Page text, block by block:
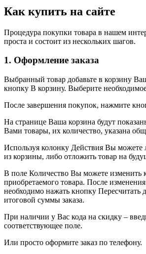
Как купить на сайте
Процедура покупки товара в нашем
проста и состоит из нескольких шагов.
1. Оформление заказа
Выбранный товар добавьте в корзину
кнопку В корзину. Выберите
После завершения покупок, нажмите
На странице Ваша корзина будут
Вами товары, их количество, указана
Используя колонку Действия Вы можете
из корзины, либо отложить товар на
В поле Количество Вы можете изменить
приобретаемого товара. После изменения
необходимо нажать кнопку Пересчитать
итоговой суммы заказа.
При наличии у Вас кода на скидку –
соответствующее поле.
Или просто оформите заказ по телефону.